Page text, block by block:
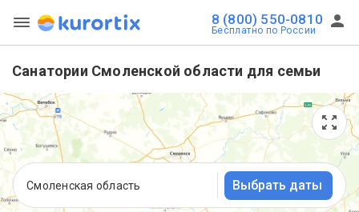
8 (800) 550-0810
Бесплатно по России
Санатории Смоленской области для семьи
Смоленская область Выбрать даты